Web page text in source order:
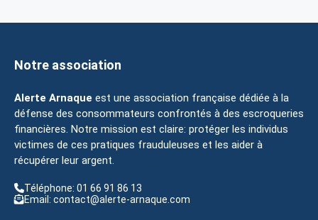
Notre association
Alerte Arnaque est une association française dédiée à la
défense des consommateurs confrontés à des escroqueries
financières. Notre mission est claire: protéger les individus
victimes de ces pratiques frauduleuses et les aider à
récupérer leur argent.
Téléphone: 01 66 91 86 13
Email: contact@alerte-arnaque.com